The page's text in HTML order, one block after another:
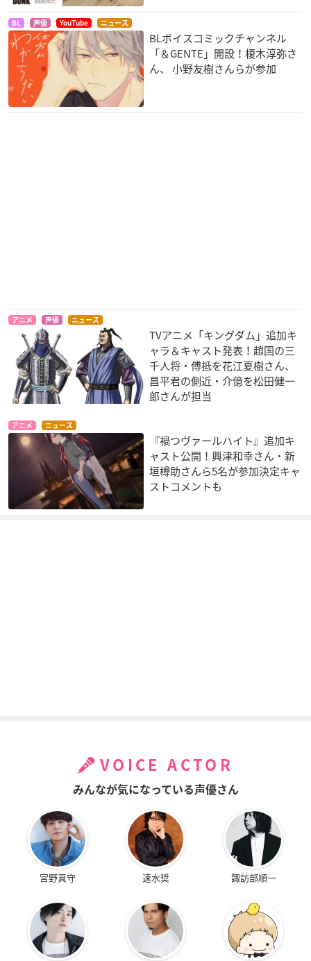
バトルスピリッツ 覇
王（ヒーローズ）
仁霧コブシ
真マジンガー 衝撃!Z
編 on television
ボス
AKIRA
機動戦士ガンダム T
HE ORIGIN 激突 ル
ウム会戦
オルテガ
機動戦士ガンダム T
HE ORIGIN Ⅳ 運命
の前夜
オルテガ
ねむれ思い子 空のし
とねに
入之波保典
機動戦士ガンダム T
HE ORIGIN II 哀しみ
攻殻機動隊ARISE PY
ROPHORIC CULT
攻殻機動隊ARISE -G
HOST IN THE SHEL
L- 「border：2 Gho
st Whispers」
攻殻機動隊ARISE -G
HOST IN THE SHEL
L- 「border：1 Gho
st Pain」
AURA～魔竜院光牙
最後の闘い～
安藤
BL 声優 YouTube ニュース
BLボイスコミックチャンネル
「＆GENTE」開設！榎木淳弥さ
ん、 小野友樹さんらが参加
アニメ 声優 ニュース
TVアニメ「キングダム」追加キ
ャラ＆キャスト発表！趙国の三
千人将・傅抵を花江夏樹さん、
昌平君の側近・介億を松田健一
郎さんが担当
アニメ ニュース
『禍つヴァールハイト』追加キ
ャスト公開！興津和幸さん・新
垣樽助さんら5名が参加決定キャ
ストコメントも
VOICE ACTOR
みんなが気になっている声優さん
宮野真守 速水奨 諏訪部順一